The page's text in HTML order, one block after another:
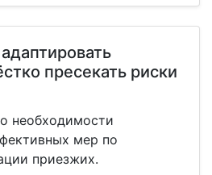
пресекать риски
необходимости
мер по
приезжих.